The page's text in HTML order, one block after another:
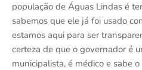
população de Águas Lindas é
sabemos que ele já foi usado
estamos aqui para ser
certeza de que o governador é
municipalista, é médico e sabe